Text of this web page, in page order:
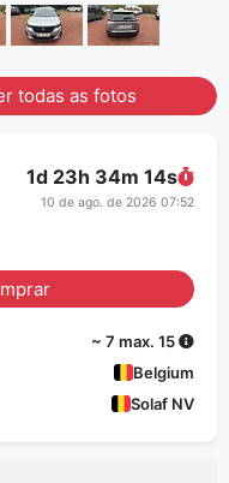
todas as fotos
1d 23h 34m13s
10 de ago. de 2026 07:52
~ 7 max. 15
Belgium
Solaf NV